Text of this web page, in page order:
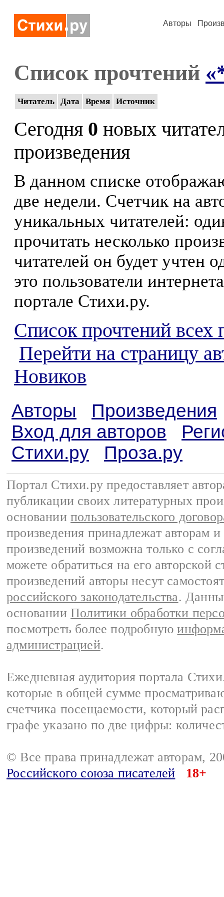
Авторы
Список прочтений
Читатель Дата Время Источник
Сегодня 0 новых
произведения
В данном списке
две недели. Счетчик на
уникальных читателей:
прочитать несколько
читателей он будет учтен
это пользователи
портале Стихи.ру.
Список прочтений всех
Перейти на страницу
Новиков
Авторы
Произведения
Вход для авторов
Стихи.ру
Проза.ру
Портал Стихи.ру предоставляет
публикации своих литературных
основании пользовательского
произведения принадлежат авторам
произведений возможна только с
можете обратиться на его авторской
произведений авторы несут
российского законодательства.
основании Политики обработки
посмотреть более подробную
администрацией.
Ежедневная аудитория портала
которые в общей сумме
счетчика посещаемости, который
графе указано по две цифры:
© Все права принадлежат авторам,
Российского союза писателей
18+